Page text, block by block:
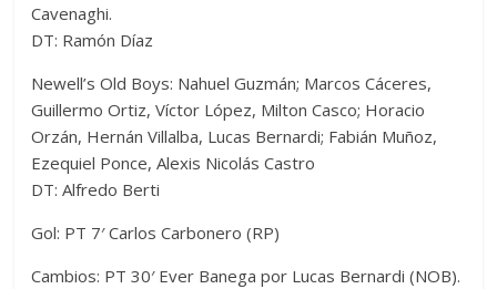
Cavenaghi.
DT: Ramón Díaz
Newell’s Old Boys: Nahuel Guzmán; Marcos Cáceres,
Guillermo Ortiz, Víctor López, Milton Casco; Horacio
Orzán, Hernán Villalba, Lucas Bernardi; Fabián Muñoz,
Ezequiel Ponce, Alexis Nicolás Castro
DT: Alfredo Berti
Gol: PT 7′ Carlos Carbonero (RP)
Cambios: PT 30′ Ever Banega por Lucas Bernardi (NOB).